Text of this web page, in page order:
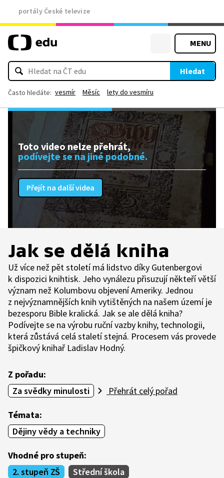
portály České televize
MENU
Hledat
Často hledáte: vesmír Měsíc lety do vesmíru
Toto video nelze přehrát,
podívejte se na jiné podobné.
Přejít na další videa
Jak se dělá kniha
Už více než pět století má lidstvo díky Gutenbergovi
k dispozici knihtisk. Jeho vynálezu přisuzují někteří větší
význam než Kolumbovu objevení Ameriky. Jednou
z nejvýznamnějších knih vytištěných na našem území je
bezesporu Bible kralická. Jak se ale dělá kniha?
Podívejte se na výrobu ruční vazby knihy, technologii,
která zůstává celá staletí stejná. Procesem vás provede
špičkový knihař Ladislav Hodný.
Z pořadu:
Za svědky minulosti
Přehrát celý pořad
Témata:
Dějiny vědy a techniky
Vhodné pro stupeň:
2. stupeň ZŠ
Střední škola